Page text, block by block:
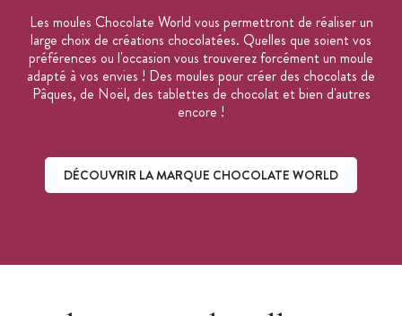
Les moules Chocolate World vous permettront de réaliser un
large choix de créations chocolatées. Quelles que soient vos
préférences ou l'occasion vous trouverez forcément un moule
adapté à vos envies ! Des moules pour créer des chocolats de
Pâques, de Noël, des tablettes de chocolat et bien d'autres
encore !
DÉCOUVRIR LA MARQUE CHOCOLATE WORLD